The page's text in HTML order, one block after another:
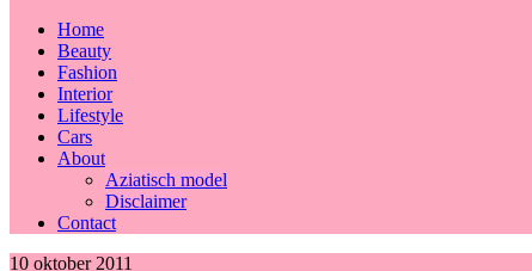
Home
Beauty
Fashion
Interior
Lifestyle
Cars
About
Aziatisch model
Disclaimer
Contact
10 oktober 2011